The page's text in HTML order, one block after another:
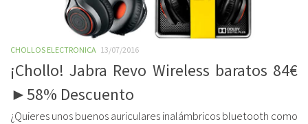
CHOLLOS ELECTRONICA 13/07/2016
¡Chollo! Jabra Revo Wireless baratos 84€
►58% Descuento
¿Quieres unos buenos auriculares inalámbricos bluetooth como